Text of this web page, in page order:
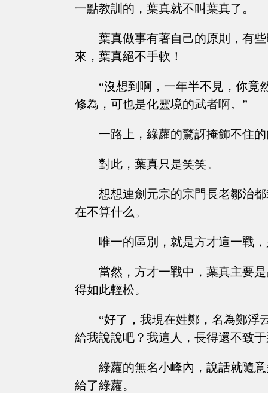
一點教訓的，葉真就不叫葉真了。
葉真做事有著自己的原則，有
來，葉真絕不手軟！
“沒想到啊，一年半不見，你竟
修為，可也是化靈境的武者啊。”
一路上，綠蘿的驚訝掩飾不住
對此，葉真只是笑笑。
想想連劍元宗的宗門長老鄒治
在不算什么。
唯一的區別，就是方才這一戰
當然，方才一戰中，葉真主要
得如此輕松。
“好了，我現在姓鄭，名為鄭浮
給我說說吧？我這人，長得還不致
綠蘿的無名小峰內，說話就隨
給了綠蘿。